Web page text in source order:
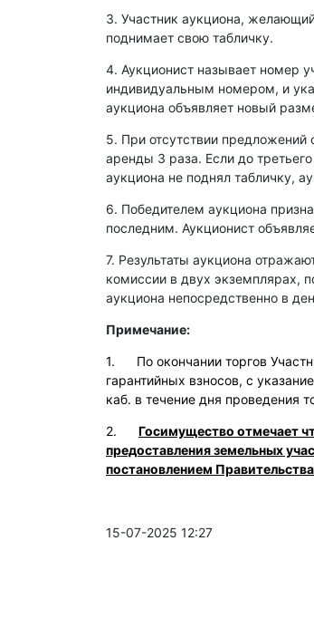
3. Участник аукциона,
поднимает свою табличку.
4. Аукционист называет номер
индивидуальным номером, и
аукциона объявляет новый
5. При отсутствии предложений
аренды 3 раза. Если до
аукциона не поднял табличку,
6. Победителем аукциона
последним. Аукционист
7. Результаты аукциона
комиссии в двух экземплярах,
аукциона непосредственно в
Примечание:
1. По окончании торгов
гарантийных взносов, с
каб. в течение дня проведения
2. Госимущество отмечает
предоставления земельных
постановлением
15-07-2025 12:27